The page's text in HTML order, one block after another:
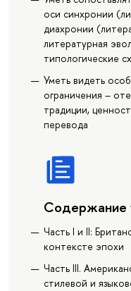
оси синхронии
диахронии
литературная
типологические
Уметь видеть
ограничения –
традиции,
перевода
Содержание
Часть I и II:
контексте эпохи
Часть III.
стилевой и